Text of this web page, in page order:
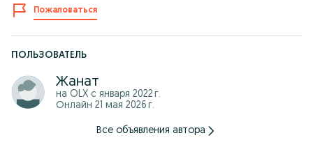
Мультитул (мультиключ)
Велосипед мне подобрали неправильно — мой рост 170 см,
вес 100 кг, оказался маловат.
На Kaspi такой велосипед стоит около 65 000₸, так что
выгода очевидна.
Обмен велосипеда больше размера рассмотрю или на
Пожаловаться
ПОЛЬЗОВАТЕЛЬ
Жанат
на OLX с января 2022 г.
Онлайн 21 мая 2026 г.
Все объявления автора